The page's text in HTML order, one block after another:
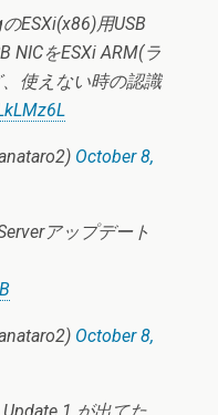
ESXi(x86)用USB
NICをESXi ARM(ラ
使えない時の認識
October 8,
アップデート
October 8,